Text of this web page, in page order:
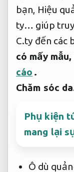
bạn, Hiệu
ty… giúp
C.ty đến các
có mấy mẫu,
cáo .
Chăm sóc
Phụ kiện
mang lại
Ô dù